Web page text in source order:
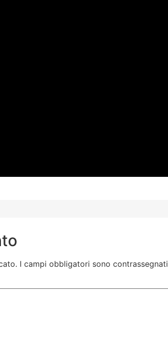
I campi obbligatori sono contrassegnati